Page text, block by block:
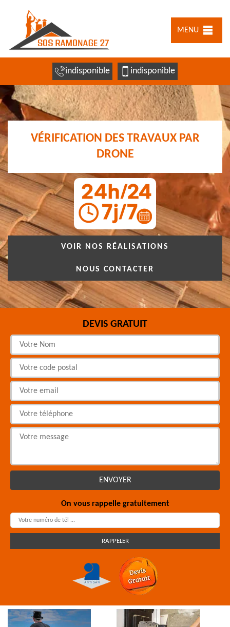
MENU
indisponible indisponible
VÉRIFICATION DES TRAVAUX PAR
DRONE
VOIR NOS RÉALISATIONS
NOUS CONTACTER
DEVIS GRATUIT
On vous rappelle gratuitement